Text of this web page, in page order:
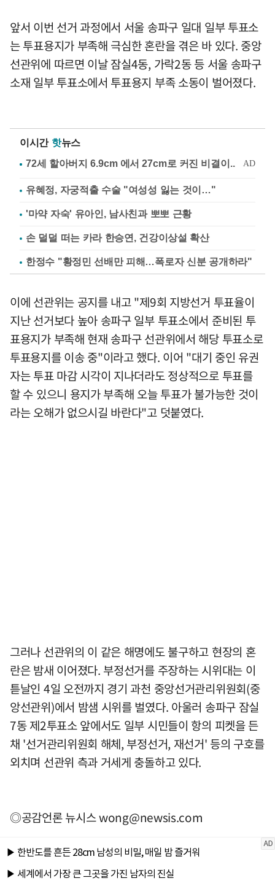
앞서 이번 선거 과정에서 서울 송파구 일대 일부 투표소
는 투표용지가 부족해 극심한 혼란을 겪은 바 있다. 중앙
선관위에 따르면 이날 잠실4동, 가락2동 등 서울 송파구
소재 일부 투표소에서 투표용지 부족 소동이 벌어졌다.
이시간 핫뉴스
유혜정, 자궁적출 수술 "여성성 잃는 것이…"
'마약 자숙' 유아인, 남사친과 뽀뽀 근황
손 덜덜 떠는 카라 한승연, 건강이상설 확산
한정수 "황정민 선배만 피해…폭로자 신분 공개하라"
이에 선관위는 공지를 내고 "제9회 지방선거 투표율이
지난 선거보다 높아 송파구 일부 투표소에서 준비된 투
표용지가 부족해 현재 송파구 선관위에서 해당 투표소로
투표용지를 이송 중"이라고 했다. 이어 "대기 중인 유권
자는 투표 마감 시각이 지나더라도 정상적으로 투표를
할 수 있으니 용지가 부족해 오늘 투표가 불가능한 것이
라는 오해가 없으시길 바란다"고 덧붙였다.
그러나 선관위의 이 같은 해명에도 불구하고 현장의 혼
란은 밤새 이어졌다. 부정선거를 주장하는 시위대는 이
튿날인 4일 오전까지 경기 과천 중앙선거관리위원회(중
앙선관위)에서 밤샘 시위를 벌였다. 아울러 송파구 잠실
7동 제2투표소 앞에서도 일부 시민들이 항의 피켓을 든
채 '선거관리위원회 해체, 부정선거, 재선거' 등의 구호를
외치며 선관위 측과 거세게 충돌하고 있다.
◎공감언론 뉴시스wong@newsis.com